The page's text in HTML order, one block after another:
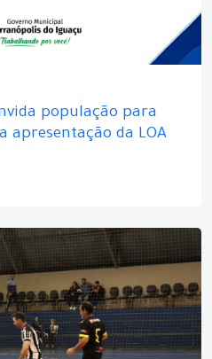
população para
apresentação da LOA